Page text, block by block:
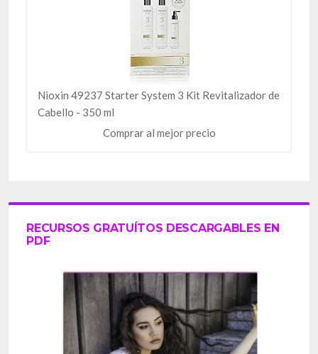
Nioxin 49237 Starter System 3 Kit Revitalizador de
Cabello - 350 ml
Comprar al mejor precio
RECURSOS GRATUÍTOS DESCARGABLES EN
PDF